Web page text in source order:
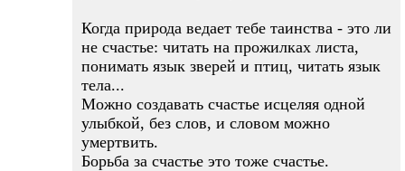
Когда природа ведает тебе таинства - это ли
не счастье: читать на прожилках листа,
понимать язык зверей и птиц, читать язык
тела...
Можно создавать счастье исцеляя одной
улыбкой, без слов, и словом можно
умертвить.
Борьба за счастье это тоже счастье.